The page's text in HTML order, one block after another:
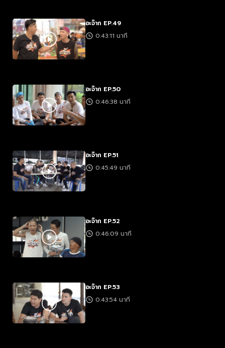
อะจ๊าก EP.49
0:43:11 นาที
อะจ๊าก EP.50
0:46:38 นาที
อะจ๊าก EP.51
0:45:49 นาที
อะจ๊าก EP.52
0:46:09 นาที
อะจ๊าก EP.53
0:43:54 นาที